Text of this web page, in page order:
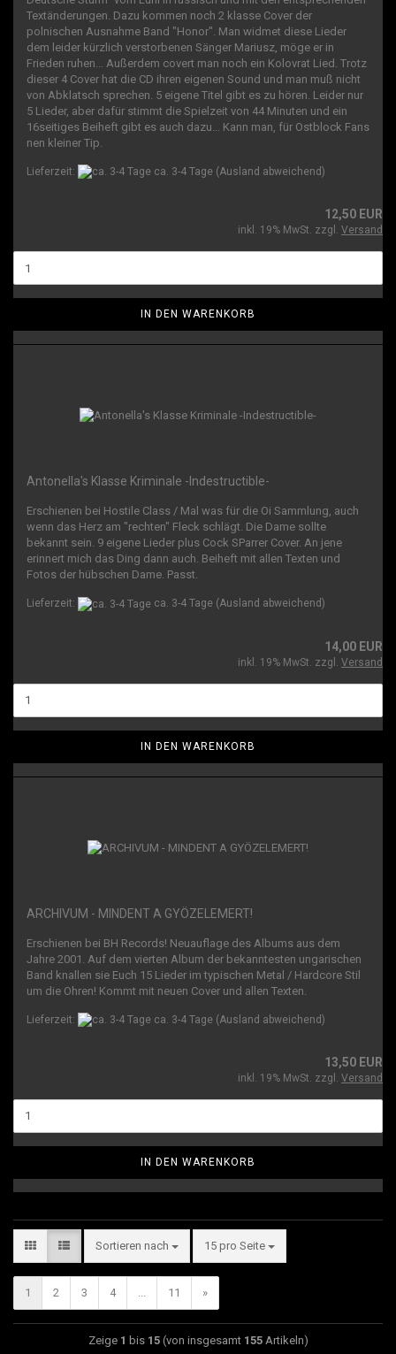
Textänderungen. Dazu kommen noch 2 klasse Cover der
polnischen Ausnahme Band "Honor". Man widmet diese Lieder
dem leider kürzlich verstorbenen Sänger Mariusz, möge er in
Frieden ruhen... Außerdem covert man noch ein Kolovrat Lied. Trotz
dieser 4 Cover hat die CD ihren eigenen Sound und man muß nicht
von Abklatsch sprechen. 5 eigene Titel gibt es zu hören. Leider nur
5 Lieder, aber dafür stimmt die Spielzeit von 44 Minuten und ein
16seitiges Beiheft gibt es auch dazu... Kann man, für Ostblock Fans
nen kleiner Tip.
Lieferzeit: ca. 3-4 Tage (Ausland abweichend)
12,50 EUR
inkl. 19% MwSt. zzgl. Versand
IN DEN WARENKORB
Antonella's Klasse Kriminale -Indestructible-
Erschienen bei Hostile Class / Mal was für die Oi Sammlung, auch
wenn das Herz am "rechten" Fleck schlägt. Die Dame sollte
bekannt sein. 9 eigene Lieder plus Cock SParrer Cover. An jene
erinnert mich das Ding dann auch. Beiheft mit allen Texten und
Fotos der hübschen Dame. Passt.
Lieferzeit: ca. 3-4 Tage (Ausland abweichend)
14,00 EUR
inkl. 19% MwSt. zzgl. Versand
IN DEN WARENKORB
ARCHIVUM - MINDENT A GYÖZELEMERT!
Erschienen bei BH Records! Neuauflage des Albums aus dem
Jahre 2001. Auf dem vierten Album der bekanntesten ungarischen
Band knallen sie Euch 15 Lieder im typischen Metal / Hardcore Stil
um die Ohren! Kommt mit neuen Cover und allen Texten.
Lieferzeit: ca. 3-4 Tage (Ausland abweichend)
13,50 EUR
inkl. 19% MwSt. zzgl. Versand
IN DEN WARENKORB
Sortieren nach 15 pro Seite
1 2 3 4 11 »
Zeige 1 bis 15(von insgesamt 155Artikeln)